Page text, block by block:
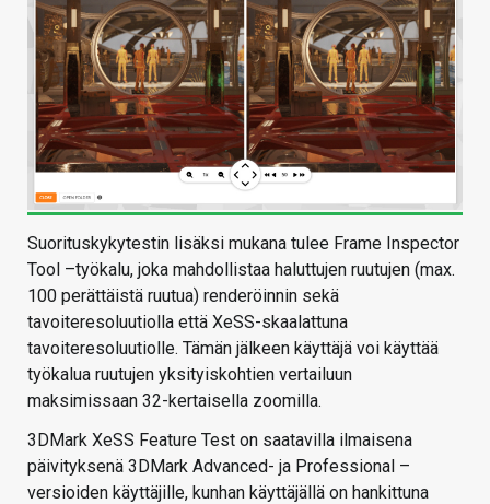
Suorituskykytestin lisäksi mukana tulee Frame Inspector
Tool –työkalu, joka mahdollistaa haluttujen ruutujen (max.
100 perättäistä ruutua) renderöinnin sekä
tavoiteresoluutiolla että XeSS-skaalattuna
tavoiteresoluutiolle. Tämän jälkeen käyttäjä voi käyttää
työkalua ruutujen yksityiskohtien vertailuun
maksimissaan 32-kertaisella zoomilla.
3DMark XeSS Feature Test on saatavilla ilmaisena
päivityksenä 3DMark Advanced- ja Professional –
versioiden käyttäjille, kunhan käyttäjällä on hankittuna